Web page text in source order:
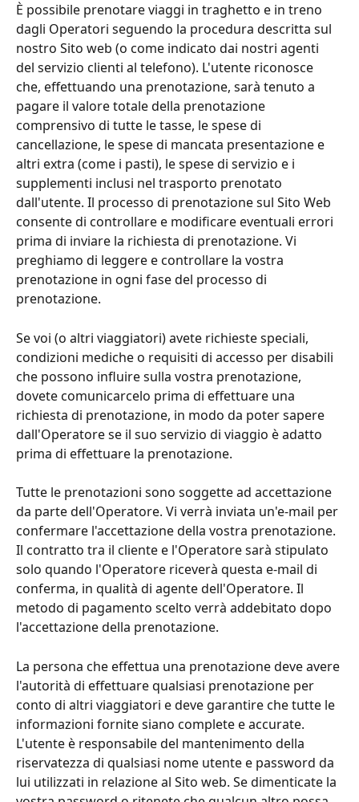
È possibile prenotare viaggi in traghetto e in treno
dagli Operatori seguendo la procedura descritta sul
nostro Sito web (o come indicato dai nostri agenti
del servizio clienti al telefono). L'utente riconosce
che, effettuando una prenotazione, sarà tenuto a
pagare il valore totale della prenotazione
comprensivo di tutte le tasse, le spese di
cancellazione, le spese di mancata presentazione e
altri extra (come i pasti), le spese di servizio e i
supplementi inclusi nel trasporto prenotato
dall'utente. Il processo di prenotazione sul Sito Web
consente di controllare e modificare eventuali errori
prima di inviare la richiesta di prenotazione. Vi
preghiamo di leggere e controllare la vostra
prenotazione in ogni fase del processo di
prenotazione.
Se voi (o altri viaggiatori) avete richieste speciali,
condizioni mediche o requisiti di accesso per disabili
che possono influire sulla vostra prenotazione,
dovete comunicarcelo prima di effettuare una
richiesta di prenotazione, in modo da poter sapere
dall'Operatore se il suo servizio di viaggio è adatto
prima di effettuare la prenotazione.
Tutte le prenotazioni sono soggette ad accettazione
da parte dell'Operatore. Vi verrà inviata un'e-mail per
confermare l'accettazione della vostra prenotazione.
Il contratto tra il cliente e l'Operatore sarà stipulato
solo quando l'Operatore riceverà questa e-mail di
conferma, in qualità di agente dell'Operatore. Il
metodo di pagamento scelto verrà addebitato dopo
l'accettazione della prenotazione.
La persona che effettua una prenotazione deve avere
l'autorità di effettuare qualsiasi prenotazione per
conto di altri viaggiatori e deve garantire che tutte le
informazioni fornite siano complete e accurate.
L'utente è responsabile del mantenimento della
riservatezza di qualsiasi nome utente e password da
lui utilizzati in relazione al Sito web. Se dimenticate la